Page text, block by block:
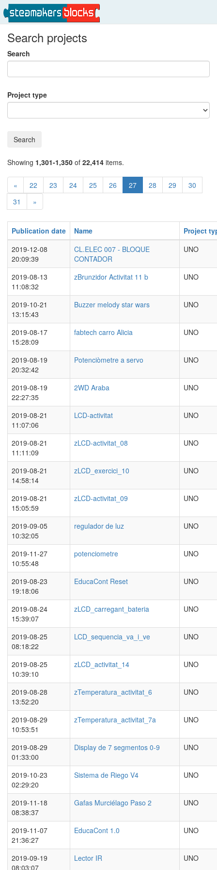
Search projects
Search
Project type
Search
Showing 1,301-1,350 of 22,414 items.
« 22 23 24 25 26 27 28 29
30
31
»
Publication date Name
Project
2019-12-08
20:09:39
CL.ELEC 007 - BLOQUE
CONTADOR
UNO
2019-08-13
11:08:32
zBrunzidor Activitat 11 b UNO
2019-10-21
13:15:43
Buzzer melody star wars UNO
2019-08-17
15:28:09
fabtech carro Alicia UNO
2019-08-19
20:32:42
Potenciòmetre a servo UNO
2019-08-19
22:27:35
2WD Araba UNO
2019-08-21
11:07:06
LCD-activitat UNO
2019-08-21
11:11:09
zLCD-activitat_08 UNO
2019-08-21
14:58:14
zLCD_exercici_10 UNO
2019-08-21
15:05:59
zLCD-activitat_09 UNO
2019-09-05
10:32:05
regulador de luz UNO
2019-11-27
10:55:48
potenciometre UNO
2019-08-23
19:18:06
EducaCont Reset UNO
2019-08-24
15:39:07
zLCD_carregant_bateria UNO
2019-08-25
08:18:22
LCD_sequencia_va_i_ve UNO
2019-08-25
10:39:10
zLCD_activitat_14 UNO
2019-08-28
13:52:20
zTemperatura_activitat_6 UNO
2019-08-29
10:53:51
zTemperatura_activitat_7a UNO
2019-08-29
01:33:00
Display de 7 segmentos 0-9 UNO
2019-10-23
02:29:20
Sistema de Riego V4 UNO
2019-11-18
08:38:37
Gafas Murciélago Paso 2 UNO
2019-11-07
21:36:27
EducaCont 1.0 UNO
2019-09-19
08:03:07
Lector IR UNO